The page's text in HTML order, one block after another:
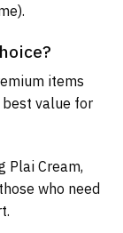
items
value for
Plai Cream,
who need